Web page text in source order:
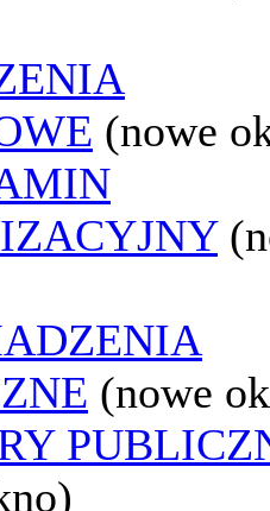
(nowe
(nowe